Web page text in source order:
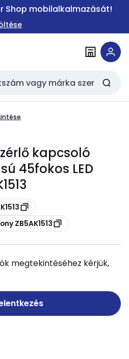
Shop mobilalkalmazását!
kapcsoló
45fokos LED
ZB5AK1513
megtekintéséhez kérjük,